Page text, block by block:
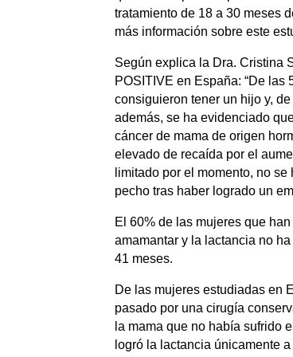
tratamiento de 18 a 30 meses
más información sobre este
Según explica la Dra. Cristina
POSITIVE en España: “De
consiguieron tener un hijo y,
además, se ha evidenciado
cáncer de mama de origen
elevado de recaída por el
limitado por el momento, no
pecho tras haber logrado un
El 60% de las mujeres que
amamantar y la lactancia no
41 meses.
De las mujeres estudiadas en
pasado por una cirugía
la mama que no había sufrido
logró la lactancia únicamente